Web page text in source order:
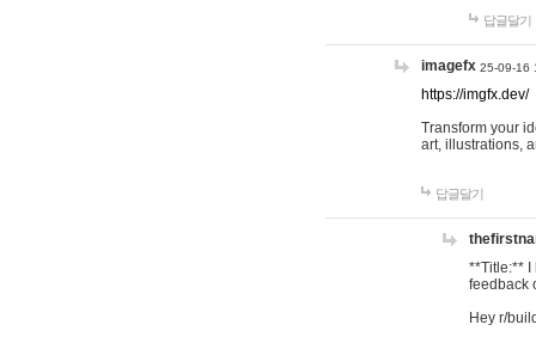
답글달기
imagefx 25-09-16
https://imgfx.dev/
Transform your
art, illustrations,
답글달기
**Title:** I
feedback
Hey r/